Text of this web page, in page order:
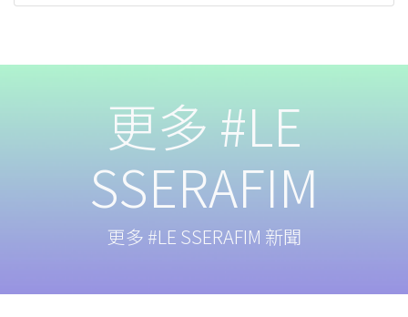
更多 #LE
SSERAFIM
更多 #LE SSERAFIM 新聞